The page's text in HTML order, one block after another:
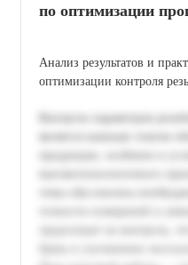
по оптимизации
Анализ результатов и
оптимизации контроля